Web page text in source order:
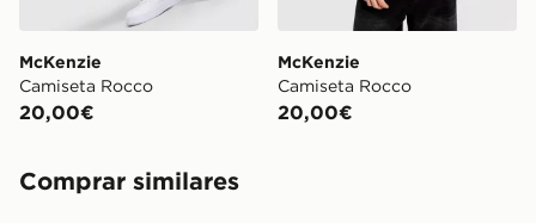
McKenzie
Camiseta Rocco
20,00€
McKenzie
Camiseta Rocco
20,00€
Comprar similares